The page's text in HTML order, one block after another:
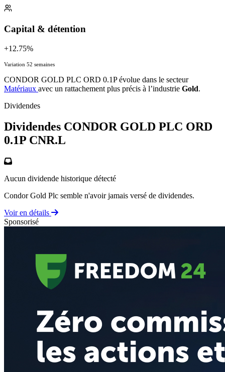
Capital & détention
+12.75%
Variation 52 semaines
CONDOR GOLD PLC ORD 0.1P évolue dans le secteur
Matériaux avec un rattachement plus précis à l’industrie Gold.
Dividendes
Dividendes CONDOR GOLD PLC ORD
0.1P CNR.L
Aucun dividende historique détecté
Condor Gold Plc semble n'avoir jamais versé de dividendes.
Voir en détails
Sponsorisé